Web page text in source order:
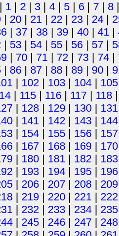
1 | 2 | 3 | 4 | 5 | 6 | 7 | 8
| 20 | 21 | 22 | 23 | 24 |
| 37 | 38 | 39 | 40 | 41 |
| 53 | 54 | 55 | 56 | 57 |
| 70 | 71 | 72 | 73 | 74 |
| 86 | 87 | 88 | 89 | 90 |
| 102 | 103 | 104 | 105
| 115 | 116 | 117 | 118
| 128 | 129 | 130 | 131
| 141 | 142 | 143 | 144
| 154 | 155 | 156 | 157
| 167 | 168 | 169 | 170
| 180 | 181 | 182 | 183
| 193 | 194 | 195 | 196
| 206 | 207 | 208 | 209
| 219 | 220 | 221 | 222
| 232 | 233 | 234 | 235
| 245 | 246 | 247 | 248